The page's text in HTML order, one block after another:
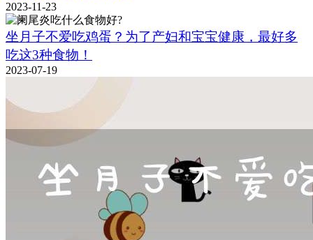
2023-11-23
坐月子不爱吃鸡蛋？为了产妇和宝宝健康，最好多
吃这3种食物！
2023-07-19